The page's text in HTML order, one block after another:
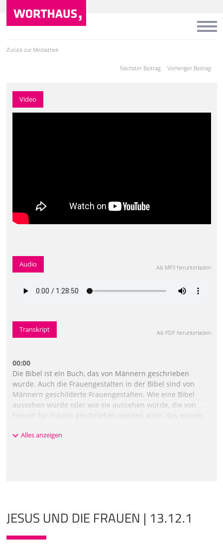
Zurück zur Mediathek
Vorheriger Beitrag
Nächster Beitrag
Video
Audio Als MP3 herunterladen
Transkript Als PDF herunterladen
00:00
Die Bibel ist ein Buch, das von Männern geschrieben
wurde. Auch die Frauengestalten in der Bibel sind von
Männern geschilderte Frauengestalten. Wie eine Bibel
aussehen würde oder wie sie aussehen würde, die von
Frauen für Frauen geschrieben worden wäre, das wissen
anders gewesen wäre. Das heißt, in der Heiligen Schrift
wurzeltiefe Einseitigkeit. Meines Erachtens soll man nicht
so weit gehen zu sagen, das ist ein schwerer Geburtsfehler
im Judentum und im Christentum, den man leider nicht
Alles anzeigen
JESUS UND DIE FRAUEN | 13.12.1